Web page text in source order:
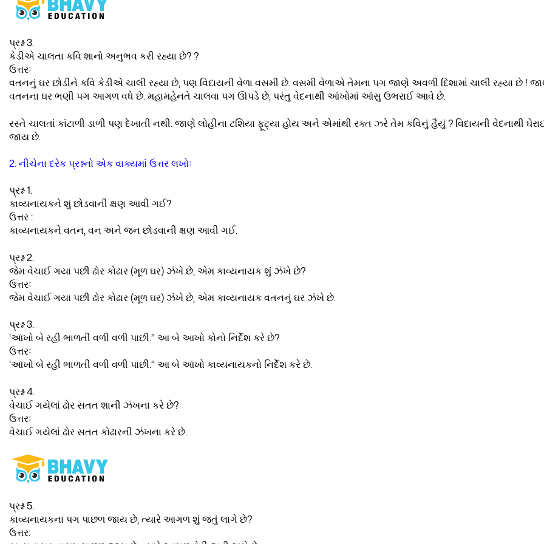
પ્રશ્ન 3.
કેડીએ ચાલતા કવિ શાનો અનુભવ કરી રહ્યા છે? ?
ઉત્તરઃ
વતનનું ઘર છોડીને કવિ કેડીએ ચાલી રહ્યા છે, પણ વિદાયની વેળા વસમી છે. વસમી વેળાએ તેમના પગ જાણે અવળી દિશામાં ચાલી રહ્યા છે !
વતનના ઘર ભણી પગ આગળ વધે છે. મહામહેનતે ચાલવા પગ ઊપડે છે, પરંતુ વેદનાથી આંખોમાં આંસુ ઉભરાઈ આવે છે.
રસ્તે ચાલતાં કાંટાળી ડાળી પણ દેખાતી નથી. જાણે લોહીના ટશિયા ફૂટ્યા હોય અને એમાંથી રક્ત ઝરે તેમ કવિનું હૈયું ? વિદાયની વેદનાથી
જાય છે.
2. નીચેના દરેક પ્રશ્નનો એક વાક્યમાં ઉત્તર લખોઃ
પ્રશ્ન 1.
કાવ્યનાયકને શું છોડવાની ક્ષણ આવી ગઈ?
ઉત્તર :
કાવ્યનાયકને વતન, વન અને જન છોડવાની ક્ષણ આવી ગઈ.
પ્રશ્ન 2.
જેમ વેચાઈ ગયા પછી ઢોર કોઢાર (મૂળ ઘર) ઝંખે છે, એમ કાવ્યનાયક શું ઝંખે છે?
ઉત્તરઃ
જેમ વેચાઈ ગયા પછી ઢોર કોઢાર (મૂળ ઘર) ઝંખે છે, એમ કાવ્યનાયક વતનનું ઘર ઝંખે છે.
પ્રશ્ન 3.
‘આંખો બે રહી ભાળતી વળી વળી પાછી.” આ બે આખો કોનો નિર્દેશ કરે છે?
ઉત્તરઃ
‘આંખો બે રહી ભાળતી વળી વળી પાછી.” આ બે આંખો કાવ્યનાયકનો નિર્દેશ કરે છે.
પ્રશ્ન 4.
વેચાઈ ગયેલાં ઢોર સતત શાની ઝંખના કરે છે?
ઉત્તરઃ
વેચાઈ ગયેલાં ઢોર સતત કોઢારની ઝંખના કરે છે.
પ્રશ્ન 5.
કાવ્યનાયકના પગ પાછળ જાય છે, ત્યારે આગળ શું જતું લાગે છે?
ઉત્તર: